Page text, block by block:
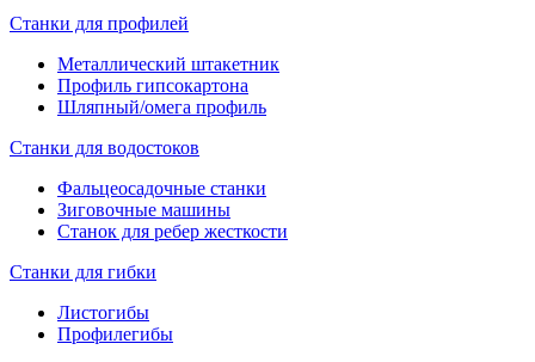
Станки для профилей
Металлический штакетник
Профиль гипсокартона
Шляпный/омега профиль
Станки для водостоков
Фальцеосадочные станки
Зиговочные машины
Станок для ребер жесткости
Станки для гибки
Листогибы
Профилегибы